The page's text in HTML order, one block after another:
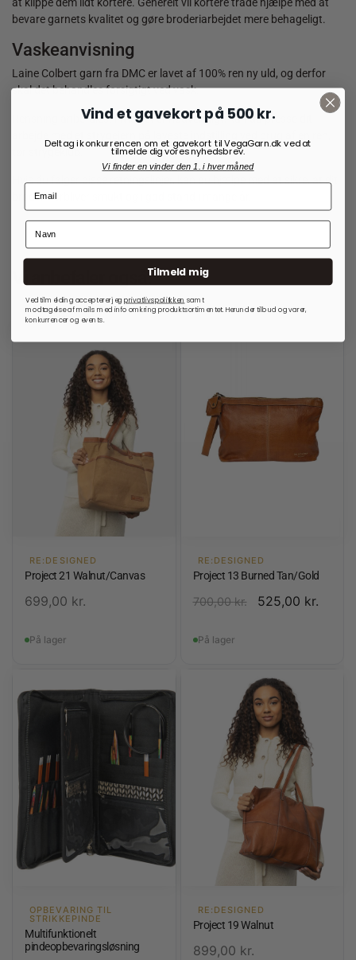
at klippe dem lidt kortere. Generelt vil kortere tråde hjælpe med at
bevare garnets kvalitet og gøre broderiarbejdet mere behageligt.
Vaskeanvisning
Laine Colbert garn fra DMC er lavet af 100% ren ny uld, og derfor
skal det behandles forsigtigt ved vask.
Rensning anbefales. Hvis det er nødvendigt, kan du presse dit
tør strygeklud.
Hvis du følger disse retningslinjer, kan du hjælpe med at sikre, at dit
broderi forbliver smukt og i god stand i mange år.
Vi anbefaler også:
RE:DESIGNED
Project 21 Walnut/Canvas
699,00 kr.
På lager
RE:DESIGNED
Project 13 Burned Tan/Gold
700,00kr. 525,00 kr.
På lager
OPBEVARING TIL
STRIKKEPINDE
Multifunktionelt
pindeopbevaringsløsning
RE:DESIGNED
Project 19 Walnut
899,00 kr.
Vind et gavekort på 500 kr.
Deltag i konkurrencen om et gavekort til VegaGarn.dk ved at
tilmelde dig vores nyhedsbrev.
Vi finder en vinder den 1. i hver måned
Tilmeld mig
Ved tilmelding accepterer jegprivatlivspolitkken samt
modtagelse af mails med info omkring produktsortimentet. Herunder tilbud og varer,
konkurrencer og events.